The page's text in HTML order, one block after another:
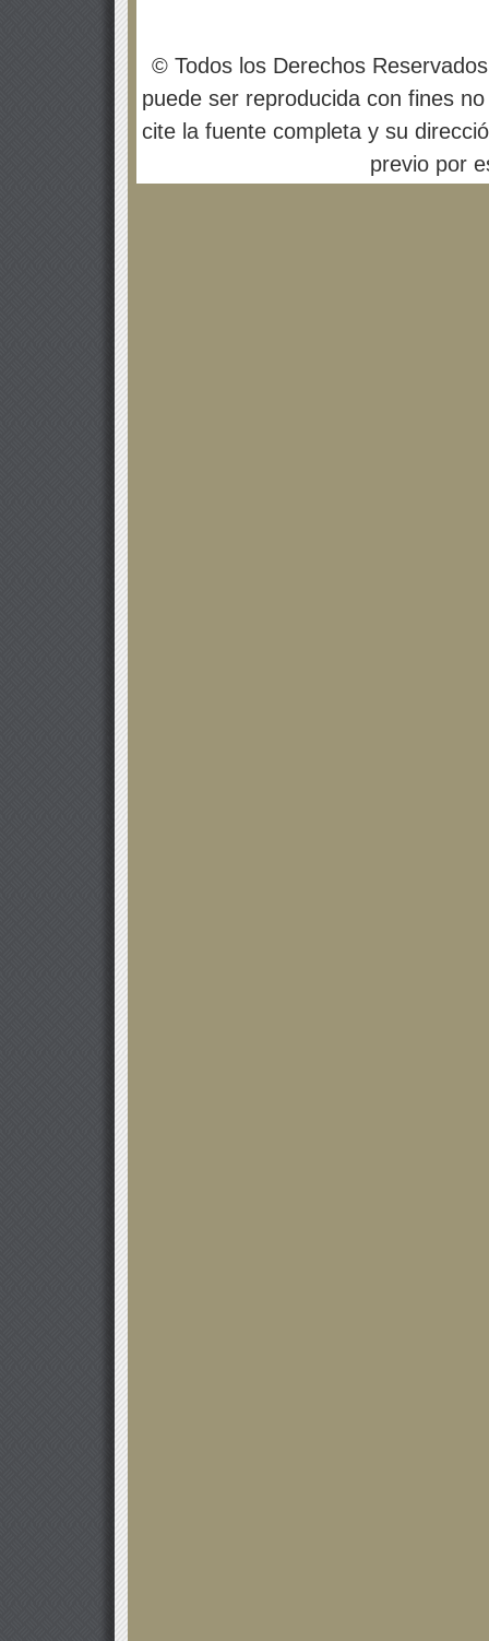
© Todos los Derechos
puede ser reproducida con fines
cite la fuente completa y su
previo por